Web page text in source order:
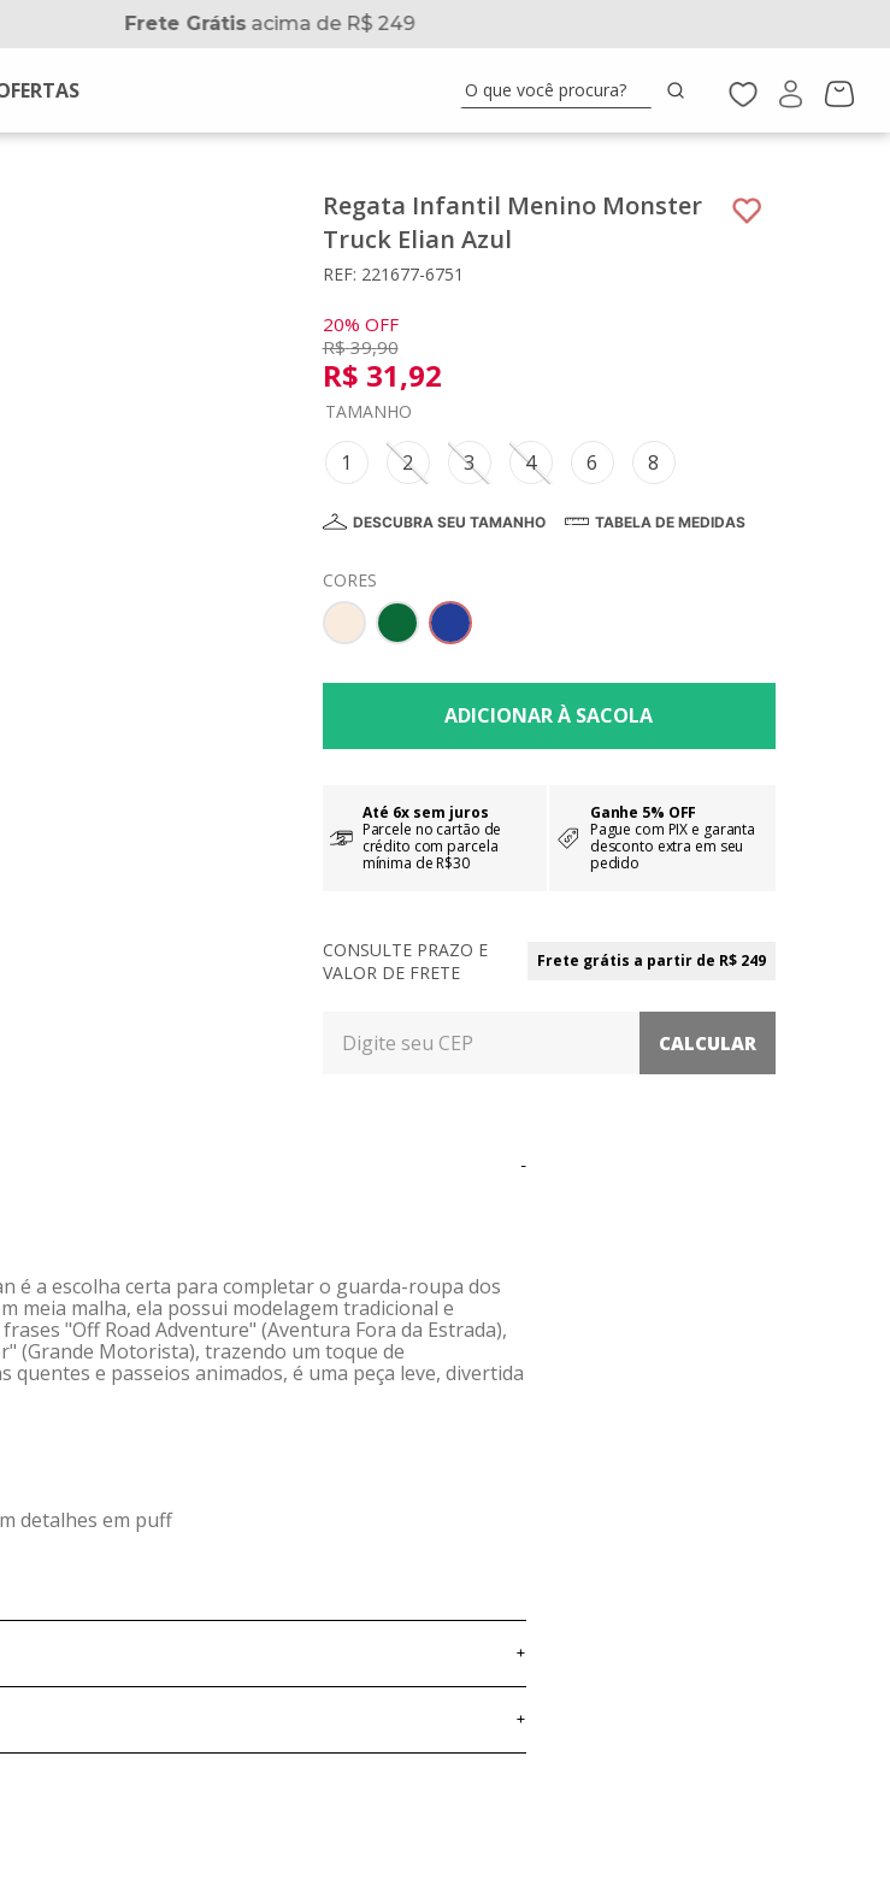
Frete Grátisacima de R$ 249
O que você procura?
Regata Infantil Menino Monster
Truck Elian Azul
REF: 221677-6751
20% OFF
R$ 39,90
R$ 31,92
TAMANHO
1 2 3 4 6 8
DESCUBRA SEU TAMANHO TABELA DE MEDIDAS
CORES
Até 6x sem juros
Parcele no cartão de
crédito com parcela
mínima de R$30
Ganhe 5% OFF
Pague com PIX e garanta
desconto extra em seu
pedido
Frete grátis a partir de R$ 249
CONSULTE PRAZO E
VALOR DE FRETE
-
é a escolha certa para completar o guarda-roupa dos
meia malha, ela possui modelagem tradicional e
"Off Road Adventure" (Aventura Fora da Estrada),
(Grande Motorista), trazendo um toque de
quentes e passeios animados, é uma peça leve, divertida
detalhes em puff
+
Meia Malha
+